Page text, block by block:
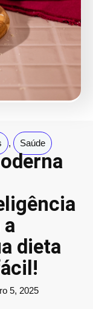
, Saúde
dieta
5, 2025